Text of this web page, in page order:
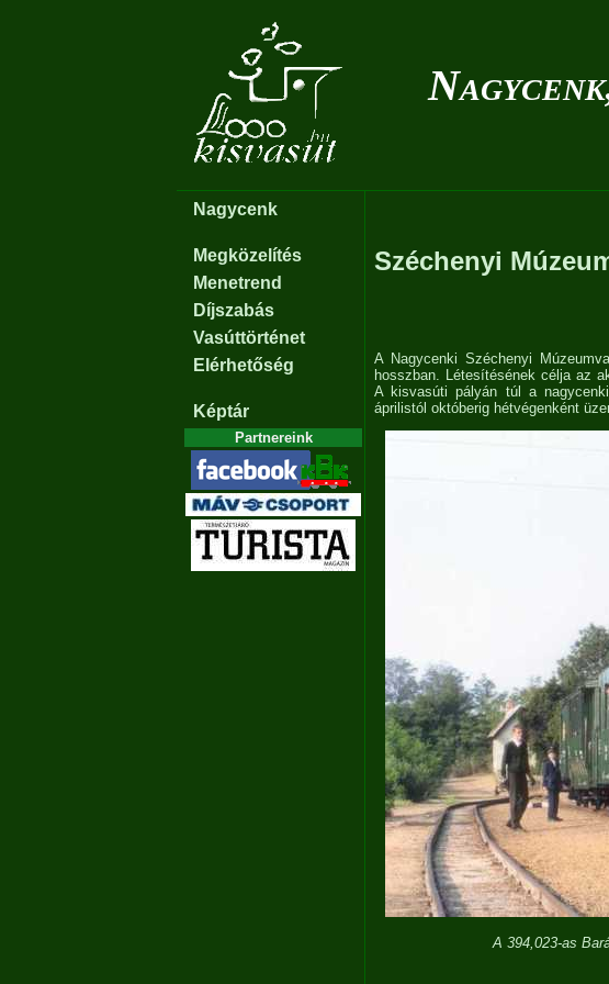
Nagycenk
Megközelítés
Menetrend
Díjszabás
Vasúttörténet
Elérhetőség
Képtár
Partnereink
Széchenyi
A Nagycenki Széchenyi
hosszban. Létesítésének célja az
A kisvasúti pályán túl a
áprilistól októberig hétvégenként
A 394,023-as